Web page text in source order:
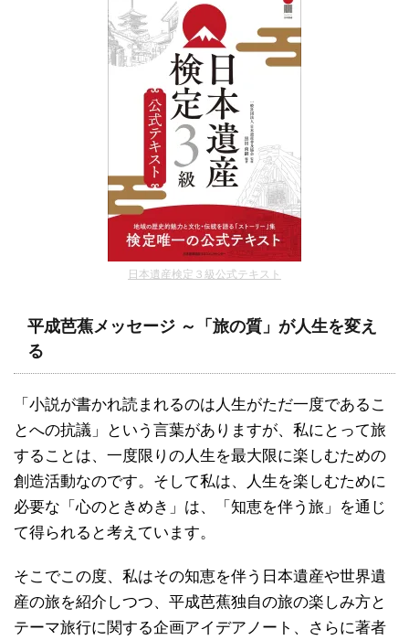
日本遺産検定３級公式テキスト
平成芭蕉メッセージ ～「旅の質」が人生を変え
る
「小説が書かれ読まれるのは人生がただ一度であるこ
とへの抗議」という言葉がありますが、私にとって旅
することは、一度限りの人生を最大限に楽しむための
創造活動なのです。そして私は、人生を楽しむために
必要な「心のときめき」は、「知恵を伴う旅」を通じ
て得られると考えています。
そこでこの度、私はその知恵を伴う日本遺産や世界遺
産の旅を紹介しつつ、平成芭蕉独自の旅の楽しみ方と
テーマ旅行に関する企画アイデアノート、さらに著者